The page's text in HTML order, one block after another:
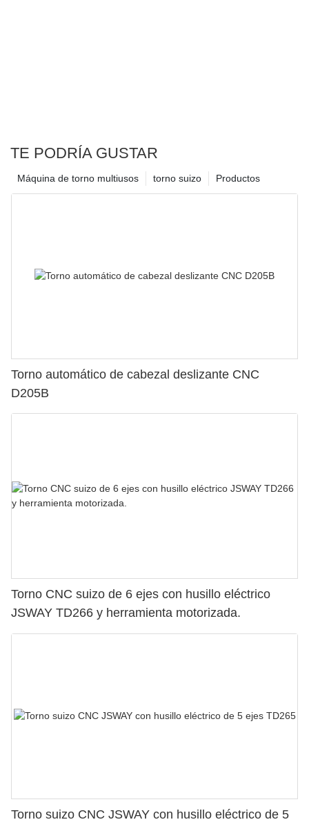
TE PODRÍA GUSTAR
Productos
torno suizo
Máquina de torno multiusos
Torno automático de cabezal deslizante CNC
D205B
Torno CNC suizo de 6 ejes con husillo eléctrico
JSWAY TD266 y herramienta motorizada.
Torno suizo CNC JSWAY con husillo eléctrico de 5